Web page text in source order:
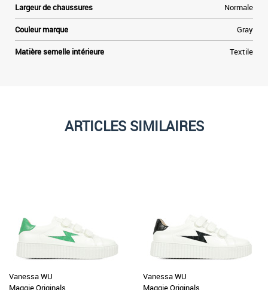
Largeur de chaussures Normale
Couleur marque Gray
Matière semelle intérieure Textile
ARTICLES SIMILAIRES
Vanessa WU
Maggie Originals
Vanessa WU
Maggie Originals